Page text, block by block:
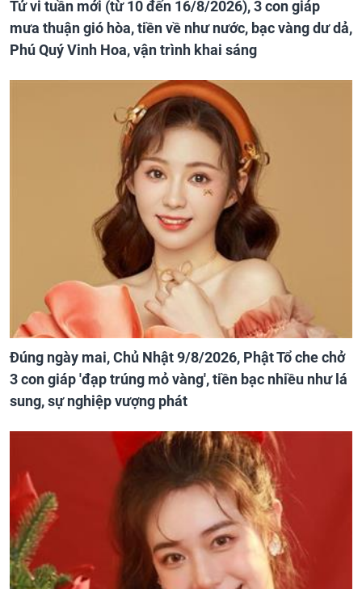
Tử vi tuần mới (từ 10 đến 16/8/2026), 3 con giáp
mưa thuận gió hòa, tiền về như nước, bạc vàng dư dả,
Phú Quý Vinh Hoa, vận trình khai sáng
Đúng ngày mai, Chủ Nhật 9/8/2026, Phật Tổ che chở
3 con giáp 'đạp trúng mỏ vàng', tiền bạc nhiều như lá
sung, sự nghiệp vượng phát